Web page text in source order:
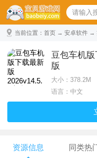
当前位置： 首页 → 安卓软件 →
豆包车机
版
大小： 378.2M
语言：中文
资源信息 同类热